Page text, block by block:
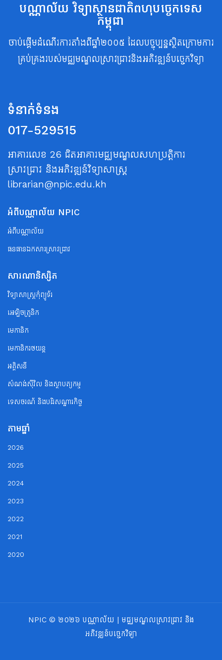
បណ្ណាល័យ វិទ្យាស្ថានជាតិពហុបច្ចេកទេស
កម្ពុជា
ចាប់ផ្តើមដំណើរការតាំងពីឆ្នាំ២០០៥ ដែលបច្ចុប្បន្នស្ថិតក្រោមការ
គ្រប់គ្រងរបស់មជ្ឈមណ្ឌលស្រាវជ្រាវនិងអភិវឌ្ឍន៍បច្ចេកវិទ្យា
ទំនាក់ទំនង
017-529515
អាគារលេខ 26 ជិតអាគារមជ្ឈមណ្ឌលសហប្រត្តិការ
ស្រាវជ្រាវ និងអភិវឌ្ឍន៍វិទ្យាសាស្ត្រ
librarian@npic.edu.kh
អំពីបណ្ណាល័យ NPIC
អំពីបណ្ណាល័យ
ធនធានឯកសារស្រាវជ្រាវ
សារណានិស្សិត
វិទ្យាសាស្ត្រកុំព្យូទ័រ
អេឡិចត្រូនិក
មេកានិក
មេកានិករថយន្ត
អគ្គិសនី
សំណង់ស៊ីវិល និងស្ថាបត្យកម្ម
ទេសចរណ័ និងបដិសណ្ឋារកិច្ច
តាមឆ្នាំ
2026
2025
2024
2023
2022
2021
2020
NPIC © ២០២៦ បណ្ណាល័យ | មជ្ឈមណ្ឌលស្រាវជ្រាវ និង
អភិវឌ្ឍន៍បច្ចេកវិទ្យា